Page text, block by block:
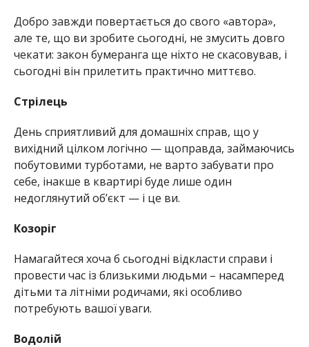
Добро завжди повертається до свого «автора»,
але те, що ви зробите сьогодні, не змусить довго
чекати: закон бумеранга ще ніхто не скасовував, і
сьогодні він прилетить практично миттєво.
Стрілець
День сприятливий для домашніх справ, що у
вихідний цілком логічно — щоправда, займаючись
побутовими турботами, не варто забувати про
себе, інакше в квартирі буде лише один
недоглянутий об’єкт — і це ви.
Козоріг
Намагайтеся хоча б сьогодні відкласти справи і
провести час із близькими людьми – насамперед
дітьми та літніми родичами, які особливо
потребують вашої уваги.
Водолій